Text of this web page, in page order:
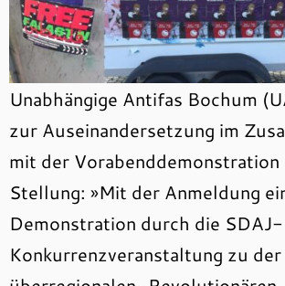
Unabhängige Antifas Bochum
zur Auseinandersetzung im
mit der Vorabenddemonstration
Stellung: »Mit der Anmeldung
Demonstration durch die
Konkurrenzveranstaltung zu